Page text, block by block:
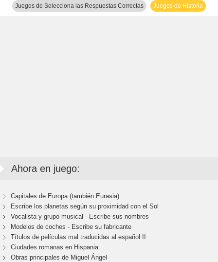
Juegos de Selecciona las Respuestas Correctas Juegos de Historia
Ahora en juego:
Capitales de Europa (también Eurasia)
Escribe los planetas según su proximidad con el Sol
Vocalista y grupo musical - Escribe sus nombres
Modelos de coches - Escribe su fabricante
Títulos de películas mal traducidas al español II
Ciudades romanas en Hispania
Obras principales de Miguel Ángel